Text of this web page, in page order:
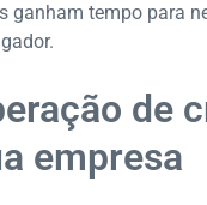
ganham tempo para
de
empresa